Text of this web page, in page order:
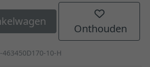
Onthouden
10-H